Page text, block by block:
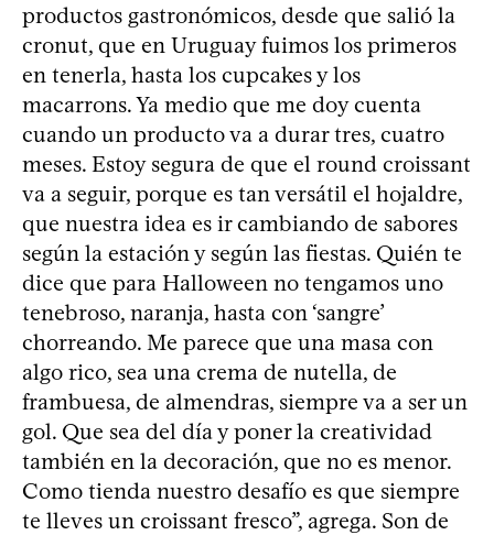
productos gastronómicos, desde que salió la
cronut, que en Uruguay fuimos los primeros
en tenerla, hasta los cupcakes y los
macarrons. Ya medio que me doy cuenta
cuando un producto va a durar tres, cuatro
meses. Estoy segura de que el round croissant
va a seguir, porque es tan versátil el hojaldre,
que nuestra idea es ir cambiando de sabores
según la estación y según las fiestas. Quién te
dice que para Halloween no tengamos uno
tenebroso, naranja, hasta con ‘sangre’
chorreando. Me parece que una masa con
algo rico, sea una crema de nutella, de
frambuesa, de almendras, siempre va a ser un
gol. Que sea del día y poner la creatividad
también en la decoración, que no es menor.
Como tienda nuestro desafío es que siempre
te lleves un croissant fresco”, agrega. Son de